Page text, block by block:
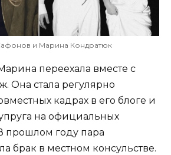
и Марина Кондратюк
переехала вместе с
Она стала регулярно
кадрах в его блоге и
на официальных
прошлом году пара
брак в местном консульстве.